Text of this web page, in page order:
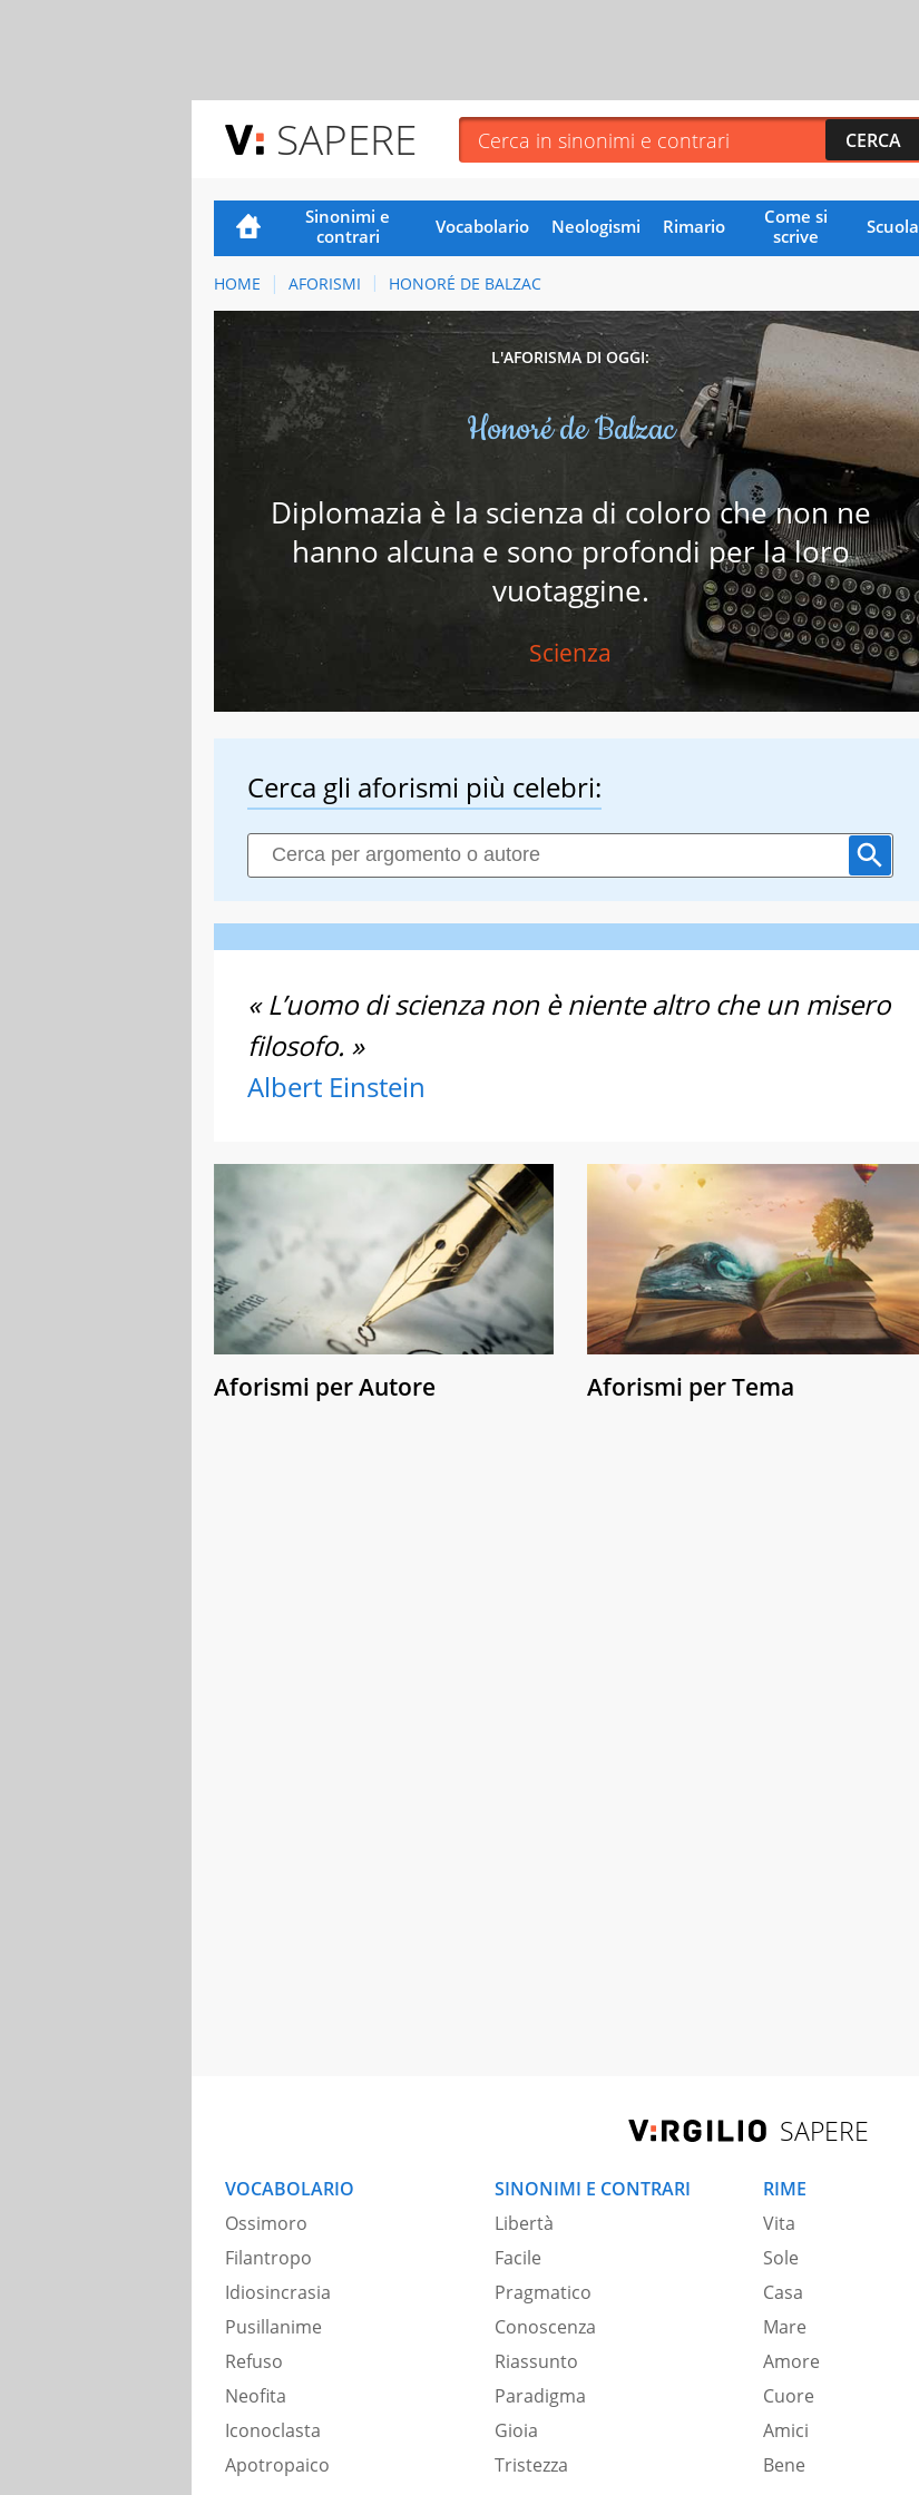
SAPERE
Sinonimi e
contrari
Vocabolario Neologismi Rimario
Come si
scrive
Scuola
HOME AFORISMI HONORÉ DE BALZAC
L'AFORISMA DI OGGI:
Honoré de Balzac
Diplomazia è la scienza di coloro che non ne
hanno alcuna e sono profondi per la loro
vuotaggine.
Scienza
Cerca gli aforismi più celebri:
« L’uomo di scienza non è niente altro che un misero
filosofo. »
Albert Einstein
Aforismi per Autore Aforismi per Tema
SAPERE
VOCABOLARIO
Ossimoro
Filantropo
Idiosincrasia
Pusillanime
Refuso
Neofita
Iconoclasta
Apotropaico
SINONIMI E CONTRARI
Libertà
Facile
Pragmatico
Conoscenza
Riassunto
Paradigma
Gioia
Tristezza
RIME
Vita
Sole
Casa
Mare
Amore
Cuore
Amici
Bene